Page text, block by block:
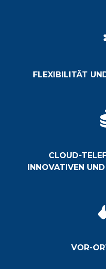
FLEXIBILITÄT
CLOUD-
INNOVATIVEN
VOR-